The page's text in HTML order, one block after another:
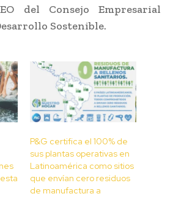
del Consejo Empresarial
Sostenible.
P&G certifica el 100% de
sus plantas operativas en
Latinoamérica como sitios
que envían cero residuos
de manufactura a